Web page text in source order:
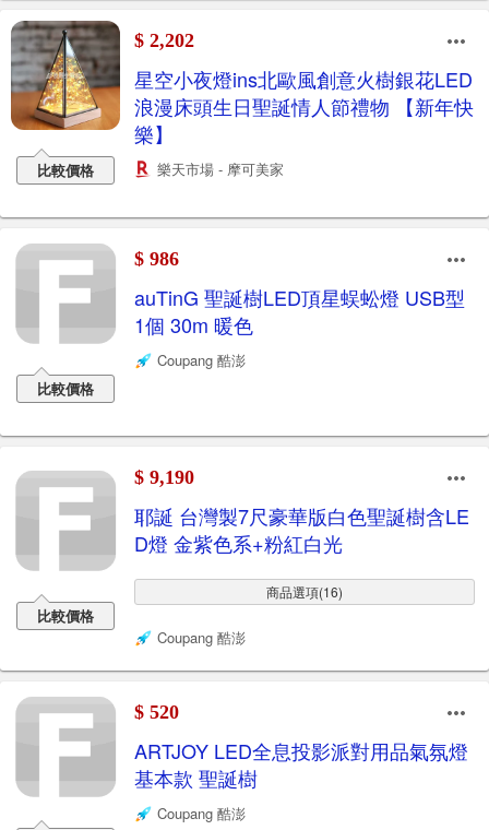
比較價格
$ 2,202
星空小夜燈ins北歐風創意火樹銀花LED
浪漫床頭生日聖誕情人節禮物 【新年快
樂】
樂天市場 - 摩可美家
比較價格
$ 986
auTinG 聖誕樹LED頂星蜈蚣燈 USB型
1個 30m 暖色
Coupang 酷澎
比較價格
$ 9,190
耶誕 台灣製7尺豪華版白色聖誕樹含LE
D燈 金紫色系+粉紅白光
商品選項(16)
Coupang 酷澎
$ 520
ARTJOY LED全息投影派對用品氣氛燈
基本款 聖誕樹
Coupang 酷澎